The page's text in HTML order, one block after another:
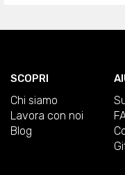
SCOPRI
Chi siamo
Lavora con noi
Blog